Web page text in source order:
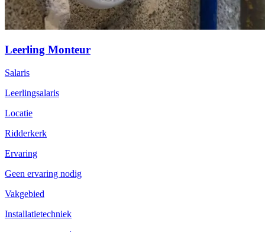
Leerling Monteur
Salaris
Leerlingsalaris
Locatie
Ridderkerk
Ervaring
Geen ervaring nodig
Vakgebied
Installatietechniek